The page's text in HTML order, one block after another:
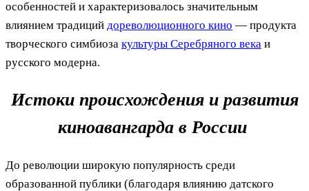
особенностей и характеризовалось значительным
влиянием традиций дореволюционного кино — продукта
творческого симбиоза культуры Серебряного века и
русского модерна.
Истоки происхождения и развития
киноавангарда в России
До революции широкую популярность среди
образованной публики (благодаря влиянию датского